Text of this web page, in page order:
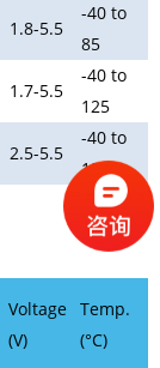
1.8-5.5
-40 to
85
1.7-5.5
-40 to
125
2.5-5.5
-40 to
125
Voltage
(V)
Temp.
(°C)